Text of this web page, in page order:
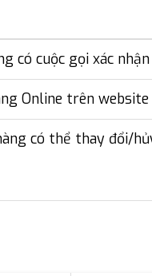
có cuộc gọi xác
Online trên
có thể thay đổi/